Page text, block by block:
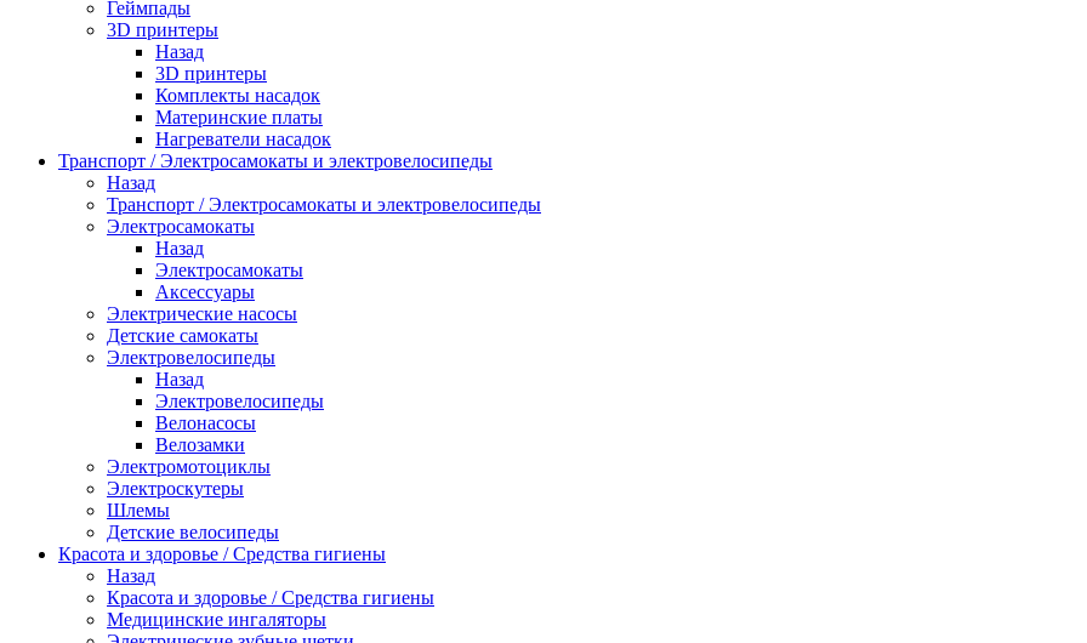
Геймпады
3D принтеры
Назад
3D принтеры
Комплекты насадок
Материнские платы
Нагреватели насадок
Транспорт / Электросамокаты и электровелосипеды
Назад
Транспорт / Электросамокаты и электровелосипеды
Электросамокаты
Назад
Электросамокаты
Аксессуары
Электрические насосы
Детские самокаты
Электровелосипеды
Назад
Электровелосипеды
Велонасосы
Велозамки
Электромотоциклы
Электроскутеры
Шлемы
Детские велосипеды
Красота и здоровье / Средства гигиены
Назад
Красота и здоровье / Средства гигиены
Медицинские ингаляторы